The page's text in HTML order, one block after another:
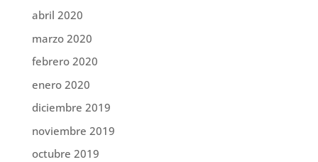
abril 2020
marzo 2020
febrero 2020
enero 2020
diciembre 2019
noviembre 2019
octubre 2019